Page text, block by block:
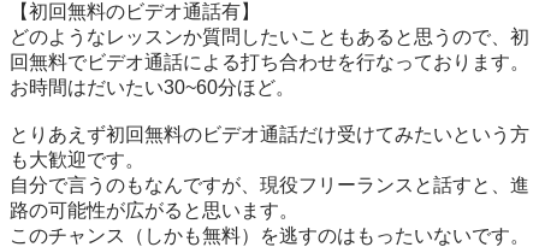
【初回無料のビデオ通話有】
どのようなレッスンか質問したいこともあると思うので、初
回無料でビデオ通話による打ち合わせを行なっております。
お時間はだいたい30~60分ほど。
とりあえず初回無料のビデオ通話だけ受けてみたいという方
も大歓迎です。
自分で言うのもなんですが、現役フリーランスと話すと、進
路の可能性が広がると思います。
このチャンス（しかも無料）を逃すのはもったいないです。